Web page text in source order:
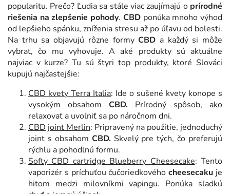
popularitu. Prečo? Ľudia sa stále viac zaujímajú o prírodné
riešenia na zlepšenie pohody. CBDponúka mnoho výhod
od lepšieho spánku, zníženia stresu až po úľavu od bolesti.
Na trhu sa objavujú rôzne formyCBD a každý si môže
vybrať, čo mu vyhovuje. A aké produkty sú aktuálne
najviac v kurze? Tu sú štyri top produkty, ktoré Slováci
kupujú najčastejšie:
CBD kvety Terra Italia: Ide o sušené kvety konope s
vysokým obsahom CBD. Prírodný spôsob, ako
relaxovať a uvoľniť sa po náročnom dni.
CBD joint Merlin: Pripravený na použitie, jednoduchý
joint s obsahom CBD. Skvelý pre tých, čo preferujú
rýchlu a pohodlnú formu.
Softy CBD cartridge Blueberry Cheesecake: Tento
vaporizér s príchuťou čučoriedkovéhocheesecaku je
hitom medzi milovníkmi vapingu. Ponúka sladkú